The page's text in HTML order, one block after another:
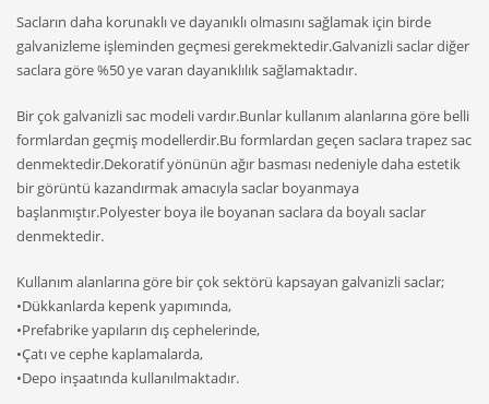
Sacların daha korunaklı ve dayanıklı olmasını sağlamak için birde
galvanizleme işleminden geçmesi gerekmektedir.Galvanizli saclar diğer
saclara göre %50 ye varan dayanıklılık sağlamaktadır.
Bir çok galvanizli sac modeli vardır.Bunlar kullanım alanlarına göre belli
formlardan geçmiş modellerdir.Bu formlardan geçen saclara trapez sac
denmektedir.Dekoratif yönünün ağır basması nedeniyle daha estetik
bir görüntü kazandırmak amacıyla saclar boyanmaya
başlanmıştır.Polyester boya ile boyanan saclara da boyalı saclar
denmektedir.
Kullanım alanlarına göre bir çok sektörü kapsayan galvanizli saclar;
•Dükkanlarda kepenk yapımında,
•Prefabrike yapıların dış cephelerinde,
•Çatı ve cephe kaplamalarda,
•Depo inşaatında kullanılmaktadır.